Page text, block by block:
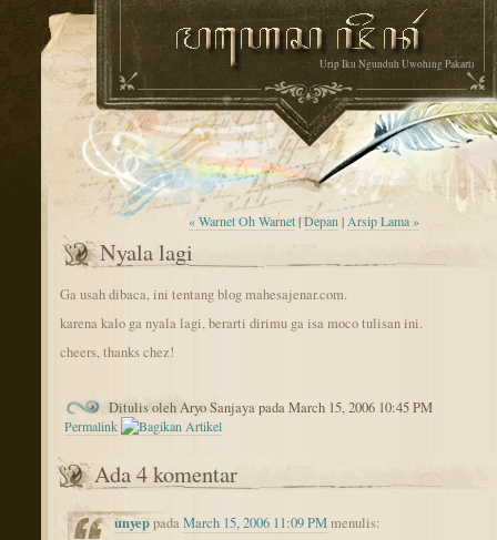
Urip Iku Ngunduh Uwohing Pakarti
« Warnet Oh Warnet|Depan | Arsip Lama »
Nyala lagi
Ga usah dibaca, ini tentang blog mahesajenar.com.
karena kalo ga nyala lagi, berarti dirimu ga isa moco tulisan ini.
cheers, thanks chez!
Ditulis oleh Aryo Sanjaya pada March 15, 2006 10:45 PM
Permalink
Ada 4 komentar
unyeppadaMarch 15, 2006 11:09 PMmenulis: